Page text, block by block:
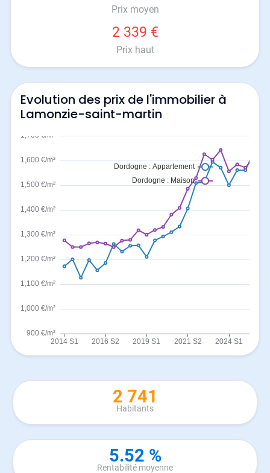
Prix moyen
2 339 €
Prix haut
Evolution des prix de l'immobilier à
Lamonzie-saint-martin
2 741
Habitants
5.52 %
Rentabilité moyenne